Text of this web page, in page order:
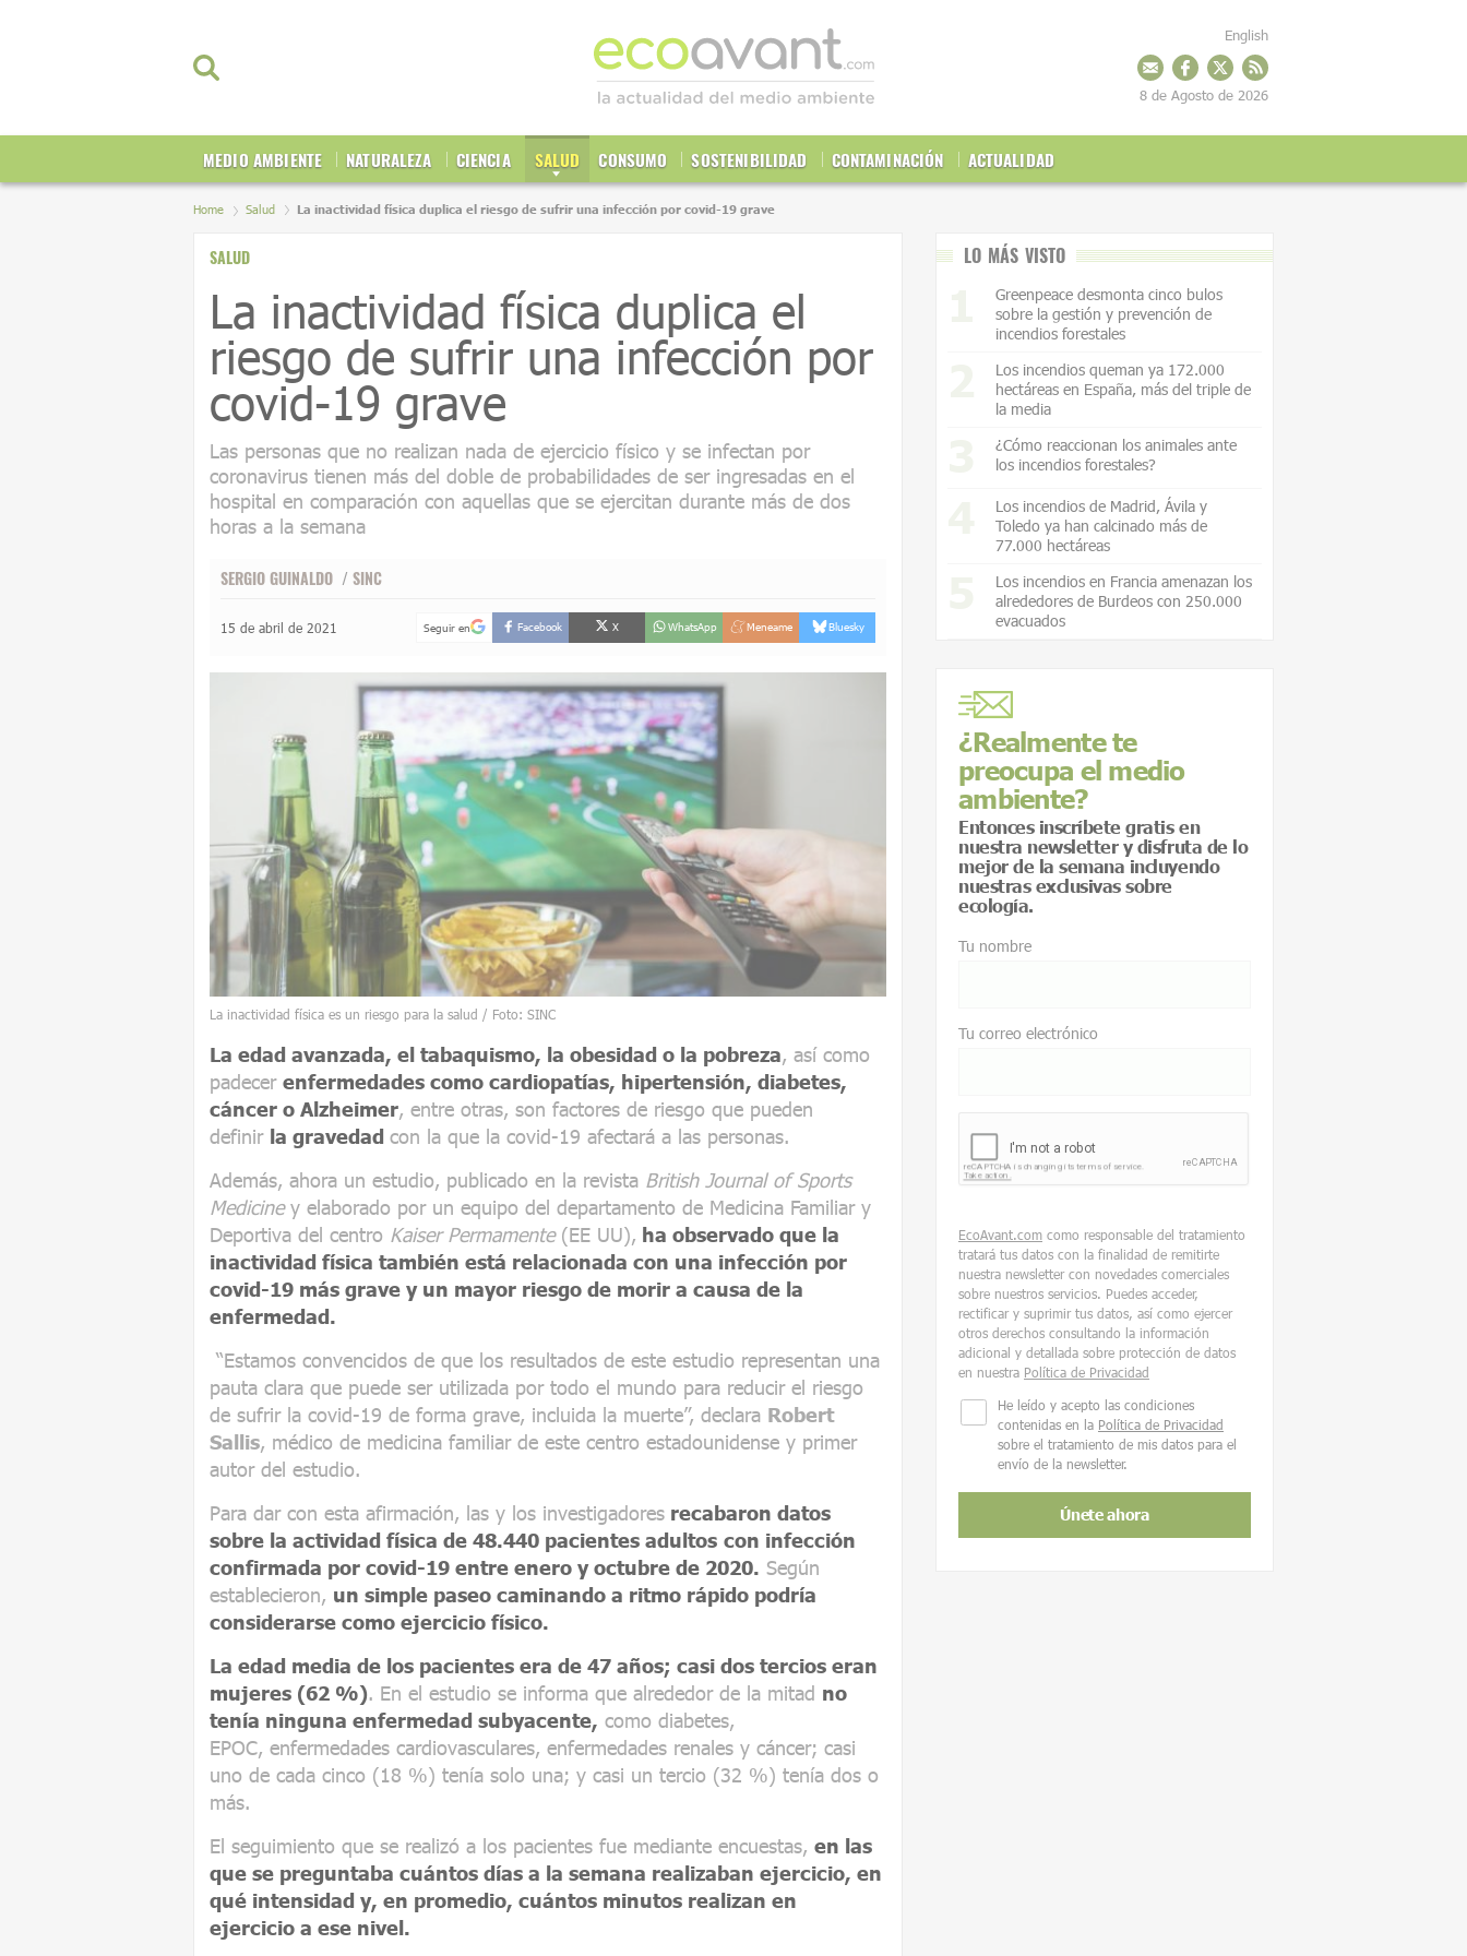
MEDIO AMBIENTE NATURALEZA CIENCIA SALUD CONSUMO SOSTENIBILIDAD CONTAMINACIÓN ACTUALIDAD
English
8 de Agosto de 2026
Home Salud La inactividad física duplica el riesgo de sufrir una infección por covid-19 grave
SALUD
La inactividad física duplica el
riesgo de sufrir una infección por
covid-19 grave
Las personas que no realizan nada de ejercicio físico y se infectan por
coronavirus tienen más del doble de probabilidades de ser ingresadas ​​en el
hospital en comparación con aquellas que se ejercitan durante más de dos
horas a la semana
SERGIO GUINALDO / SINC
15 de abril de 2021 Seguir en Facebook X WhatsApp Meneame Bluesky
La inactividad física es un riesgo para la salud / Foto: SINC
La edad avanzada, el tabaquismo, la obesidad o la pobreza, así como
padecer enfermedades como cardiopatías, hipertensión, diabetes,
cáncer o Alzheimer, entre otras, son factores de riesgo que pueden
definir la gravedad con la que la covid-19 afectará a las personas.
Además, ahora un estudio, publicado en la revista British Journal of Sports
Mediciney elaborado por un equipo del departamento de Medicina Familiar y
Deportiva del centro Kaiser Permamente (EE UU), ha observado que la
inactividad física también está relacionada con una infección por
covid-19 más grave y un mayor riesgo de morir a causa de la
enfermedad.
“Estamos convencidos de que los resultados de este estudio representan una
pauta clara que puede ser utilizada por todo el mundo para reducir el riesgo
de sufrir la covid-19 de forma grave, incluida la muerte”, declara Robert
Sallis, médico de medicina familiar de este centro estadounidense y primer
autor del estudio.
Para dar con esta afirmación, las y los investigadores recabaron datos
sobre la actividad física de 48.440 pacientes adultos con infección
confirmada por covid-19 entre enero y octubre de 2020. Según
establecieron, un simple paseo caminando a ritmo rápido podría
considerarse como ejercicio físico.
La edad media de los pacientes era de 47 años; casi dos tercios eran
mujeres (62 %). En el estudio se informa que alrededor de la mitad no
tenía ninguna enfermedad subyacente, como diabetes,
EPOC, enfermedades cardiovasculares, enfermedades renales y cáncer; casi
uno de cada cinco (18 %) tenía solo una; y casi un tercio (32 %) tenía dos o
más.
El seguimiento que se realizó a los pacientes fue mediante encuestas, en las
que se preguntaba cuántos días a la semana realizaban ejercicio, en
qué intensidad y, en promedio, cuántos minutos realizan en
ejercicio a ese nivel.
LO MÁS VISTO
Greenpeace desmonta cinco bulos
sobre la gestión y prevención de
incendios forestales
Los incendios queman ya 172.000
hectáreas en España, más del triple de
la media
¿Cómo reaccionan los animales ante
los incendios forestales?
Los incendios de Madrid, Ávila y
Toledo ya han calcinado más de
77.000 hectáreas
Los incendios en Francia amenazan los
alrededores de Burdeos con 250.000
evacuados
¿Realmente te
preocupa el medio
ambiente?
Entonces inscríbete gratis en
nuestra newsletter y disfruta de lo
mejor de la semana incluyendo
nuestras exclusivas sobre
ecología.
Tu nombre
Tu correo electrónico
EcoAvant.com como responsable del tratamiento
tratará tus datos con la finalidad de remitirte
nuestra newsletter con novedades comerciales
sobre nuestros servicios. Puedes acceder,
rectificar y suprimir tus datos, así como ejercer
otros derechos consultando la información
adicional y detallada sobre protección de datos
en nuestra Política de Privacidad
He leído y acepto las condiciones
contenidas en la Política de Privacidad
sobre el tratamiento de mis datos para el
envío de la newsletter.